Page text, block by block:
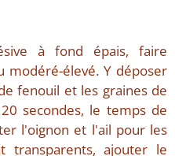
à fond épais, faire
modéré-élevé. Y déposer
fenouil et les graines de
secondes, le temps de
l'oignon et l'ail pour les
transparents, ajouter le